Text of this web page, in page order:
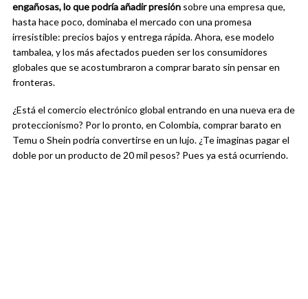
engañosas, lo que podría añadir presión sobre una empresa que,
hasta hace poco, dominaba el mercado con una promesa
irresistible: precios bajos y entrega rápida. Ahora, ese modelo
tambalea, y los más afectados pueden ser los consumidores
globales que se acostumbraron a comprar barato sin pensar en
fronteras.
¿Está el comercio electrónico global entrando en una nueva era de
proteccionismo? Por lo pronto, en Colombia, comprar barato en
Temu o Shein podría convertirse en un lujo. ¿Te imaginas pagar el
doble por un producto de 20 mil pesos? Pues ya está ocurriendo.